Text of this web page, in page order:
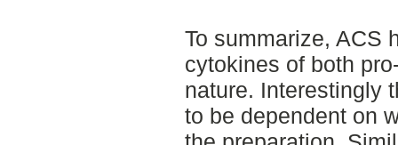
To summarize, ACS
cytokines of both
nature. Interestingly
to be dependent on